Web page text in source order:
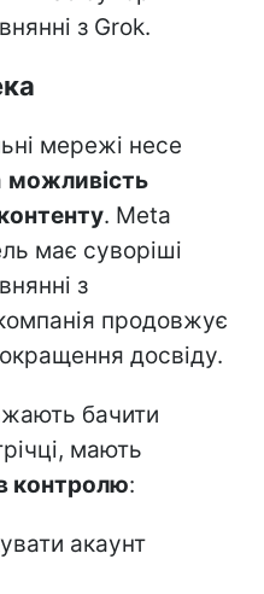
з Grok.
мережі несе
можливість
. Meta
має суворіші
з
продовжує
досвіду.
бачити
мають
контролю:
акаунт